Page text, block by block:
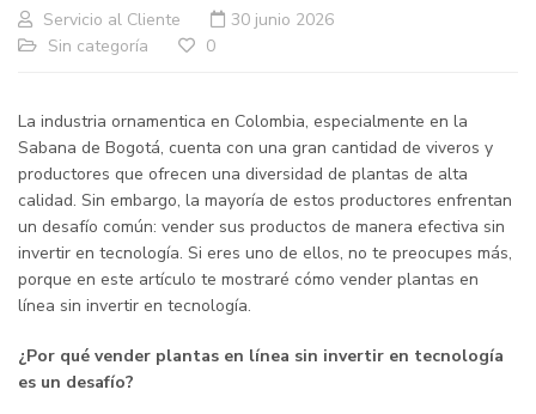
Servicio al Cliente
30 junio 2026
Sin categoría
0
La industria ornamentica en Colombia, especialmente en la
Sabana de Bogotá, cuenta con una gran cantidad de viveros y
productores que ofrecen una diversidad de plantas de alta
calidad. Sin embargo, la mayoría de estos productores enfrentan
un desafío común: vender sus productos de manera efectiva sin
invertir en tecnología. Si eres uno de ellos, no te preocupes más,
porque en este artículo te mostraré cómo vender plantas en
línea sin invertir en tecnología.
¿Por qué vender plantas en línea sin invertir en tecnología
es un desafío?